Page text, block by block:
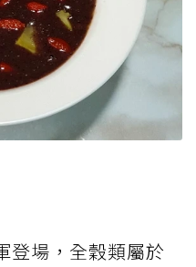
登場，全穀類屬於